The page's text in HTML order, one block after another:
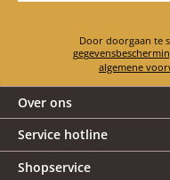
algemene
Over ons
Service hotline
Shopservice